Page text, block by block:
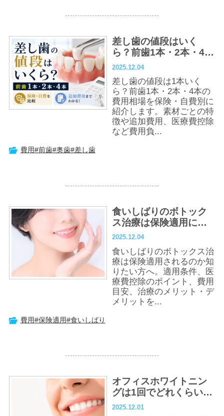
差し歯の値段はいく
ら？前歯1本・2本・4本
の費用を保険・自費別
に解説
2025.12.04
差し歯の値段は1本いく
ら？前歯1本・2本・4本の
費用相場を保険・自費別に
紹介します。素材ごとの特
徴や追加費用、医療費控除
など費用負...
費用#前歯#奥歯#差し歯
食いしばりのボトック
ス治療は保険適用にな
る？費用相場や施術の
2025.12.04
食いしばりのボトックス治
療は保険適用されるのか知
りたい方へ。適用条件、医
療費控除のポイント、費用
目安、治療のメリット・デ
メリットを...
費用#保険適用#食いしばり
オフィスホワイトニン
グは1回でどれくらい白
くなる？ 効果・持続期
2025.12.01